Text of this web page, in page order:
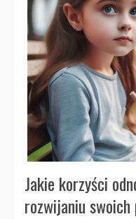
Jakie korzyści
rozwijaniu